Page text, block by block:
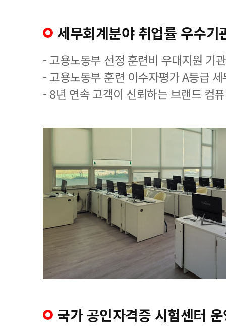
세무회계분야 취업률 우수기
- 고용노동부 선정 훈련비 우대지원 기관
- 고용노동부 훈련 이수자평가 A등급
- 8년 연속 고객이 신뢰하는 브랜드 컴
국가 공인자격증 시험센터